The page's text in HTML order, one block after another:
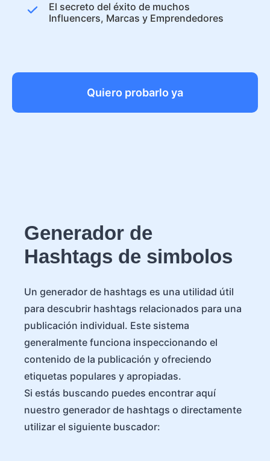
El secreto del éxito de muchos
Influencers, Marcas y Emprendedores
Quiero probarlo ya
Generador de
Hashtags de simbolos
Un generador de hashtags es una utilidad útil
para descubrir hashtags relacionados para una
publicación individual. Este sistema
generalmente funciona inspeccionando el
contenido de la publicación y ofreciendo
etiquetas populares y apropiadas.
Si estás buscando puedes encontrar aquí
nuestro generador de hashtags o directamente
utilizar el siguiente buscador: